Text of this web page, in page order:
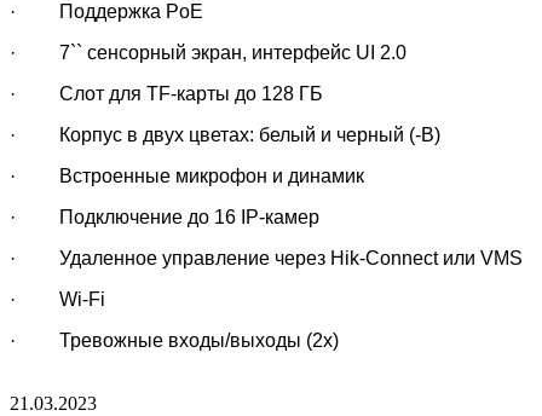
· Поддержка PoE
· 7`` сенсорный экран, интерфейс UI 2.0
· Слот для TF-карты до 128 ГБ
· Корпус в двух цветах: белый и черный (-B)
· Встроенные микрофон и динамик
· Подключение до 16 IP-камер
· Удаленное управление через Hik-Connect или VMS
· Wi-Fi
· Тревожные входы/выходы (2x)
21.03.2023